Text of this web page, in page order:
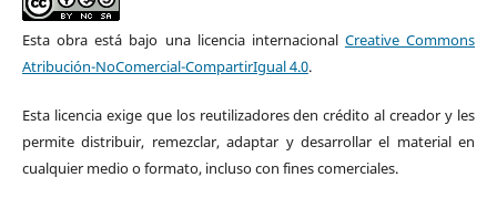
Esta obra está bajo una licencia internacional Creative Commons
Atribución-NoComercial-CompartirIgual 4.0.
Esta licencia exige que los reutilizadores den crédito al creador y les
permite distribuir, remezclar, adaptar y desarrollar el material en
cualquier medio o formato, incluso con fines comerciales.